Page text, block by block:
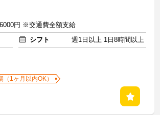
円 ※交通費全額支給
シフト
週1日以上 1日8時間以上
（1ヶ月以内OK）